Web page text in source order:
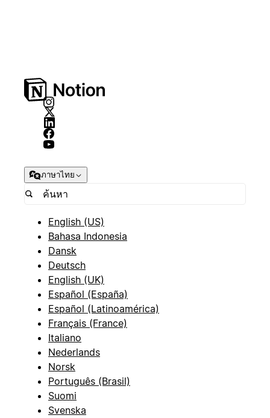
ภาษาไทย
English (US)
Bahasa Indonesia
Dansk
Deutsch
English (UK)
Español (España)
Español (Latinoamérica)
Français (France)
Italiano
Nederlands
Norsk
Português (Brasil)
Suomi
Svenska